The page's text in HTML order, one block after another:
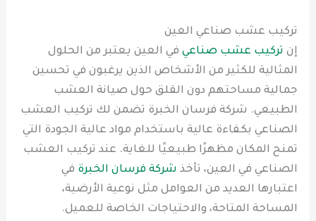
تركيب عشب صناعي العين
إن تركيب عشب صناعي في العين يعتبر من الحلول
المثالية للكثير من الأشخاص الذين يرغبون في تحسين
جمالية مساحتهم دون القلق حول صيانة العشب
الطبيعي. شركة فرسان الخبرة تضمن لك تركيب العشب
الصناعي بكفاءة عالية باستخدام مواد عالية الجودة التي
تمنح المكان مظهرًا طبيعيًا للغاية. عند تركيب العشب
الصناعي في العين، تأخذ شركة فرسان الخبرة في
اعتبارها العديد من العوامل مثل نوعية الأرضية،
المساحة المتاحة، والاحتياجات الخاصة للعميل.